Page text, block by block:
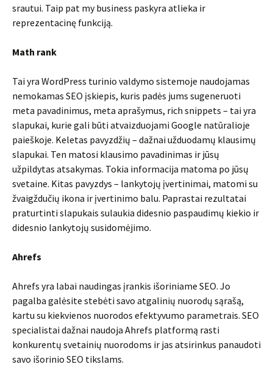
srautui. Taip pat my business paskyra atlieka ir
reprezentacinę funkciją.
Math rank
Tai yra WordPress turinio valdymo sistemoje naudojamas
nemokamas SEO įskiepis, kuris padės jums sugeneruoti
meta pavadinimus, meta aprašymus, rich snippets – tai yra
slapukai, kurie gali būti atvaizduojami Google natūralioje
paieškoje. Keletas pavyzdžių – dažnai užduodamų klausimų
slapukai. Ten matosi klausimo pavadinimas ir jūsų
užpildytas atsakymas. Tokia informacija matoma po jūsų
svetaine. Kitas pavyzdys – lankytojų įvertinimai, matomi su
žvaigždučių ikona ir įvertinimo balu. Paprastai rezultatai
praturtinti slapukais sulaukia didesnio paspaudimų kiekio ir
didesnio lankytojų susidomėjimo.
Ahrefs
Ahrefs yra labai naudingas įrankis išoriniame SEO. Jo
pagalba galėsite stebėti savo atgalinių nuorodų sąrašą,
kartu su kiekvienos nuorodos efektyvumo parametrais. SEO
specialistai dažnai naudoja Ahrefs platformą rasti
konkurentų svetainių nuorodoms ir jas atsirinkus panaudoti
savo išorinio SEO tikslams.